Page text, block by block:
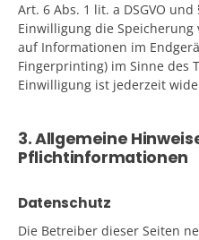
Art. 6 Abs. 1 lit. a DSGVO und
Einwilligung die Speicherung
auf Informationen im
Fingerprinting) im Sinne des
Einwilligung ist jederzeit
3. Allgemeine
Pflichtinformationen
Datenschutz
Die Betreiber dieser Seiten